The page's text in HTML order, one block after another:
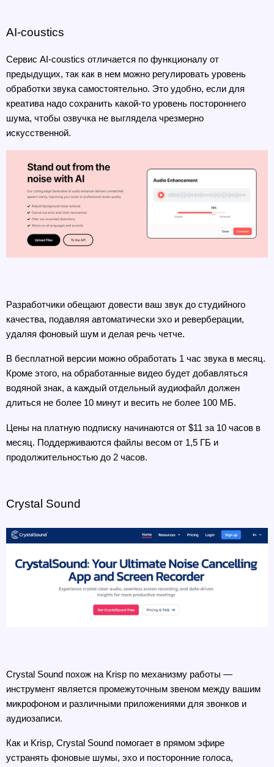
AI-coustics
Сервис AI-coustics отличается по функционалу от
предыдущих, так как в нем можно регулировать уровень
обработки звука самостоятельно. Это удобно, если для
креатива надо сохранить какой-то уровень постороннего
шума, чтобы озвучка не выглядела чрезмерно
искусственной.
Разработчики обещают довести ваш звук до студийного
качества, подавляя автоматически эхо и реверберации,
удаляя фоновый шум и делая речь четче.
В бесплатной версии можно обработать 1 час звука в месяц.
Кроме этого, на обработанные видео будет добавляться
водяной знак, а каждый отдельный аудиофайл должен
длиться не более 10 минут и весить не более 100 МБ.
Цены на платную подписку начинаются от $11 за 10 часов в
месяц. Поддерживаются файлы весом от 1,5 ГБ и
продолжительностью до 2 часов.
Crystal Sound
Crystal Sound похож на Krisp по механизму работы —
инструмент является промежуточным звеном между вашим
микрофоном и различными приложениями для звонков и
аудиозаписи.
Как и Krisp, Crystal Sound помогает в прямом эфире
устранять фоновые шумы, эхо и посторонние голоса,